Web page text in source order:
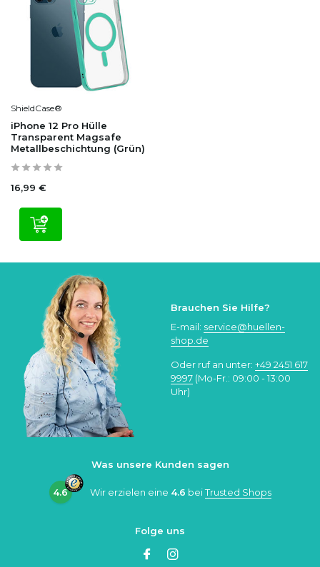
ShieldCase®
iPhone 12 Pro Hülle
Transparent Magsafe
Metallbeschichtung (Grün)
16,99 €
Brauchen Sie Hilfe?
E-mail: service@huellen-
shop.de
Oder ruf an unter: +49 2451 617
9997 (Mo-Fr.: 09:00 - 13:00
Uhr)
Was unsere Kunden sagen
4.6 Wir erzielen eine 4.6 beiTrusted Shops
Folge uns